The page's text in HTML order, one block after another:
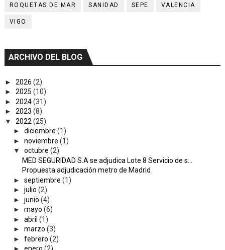
ROQUETAS DE MAR SANIDAD SEPE VALENCIA
VIGO
ARCHIVO DEL BLOG
► 2026 (2)
► 2025 (10)
► 2024(31)
► 2023 (8)
▼ 2022 (25)
► diciembre (1)
► noviembre (1)
▼ octubre (2)
MED SEGURIDAD S.A se adjudica Lote 8 Servicio de s...
Propuesta adjudicación metro de Madrid
► septiembre (1)
► julio (2)
► junio (4)
► mayo (6)
► abril (1)
► marzo (3)
► febrero (2)